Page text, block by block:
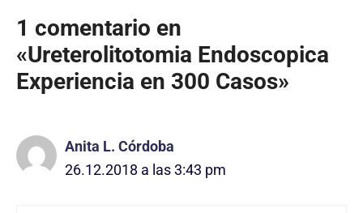
1 comentario en
«Ureterolitotomia Endoscopica
Experiencia en 300 Casos»
Anita L. Córdoba
26.12.2018 a las 3:43 pm